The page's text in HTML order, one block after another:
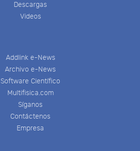
Descargas
Videos
Addlink e-News
Archivo e-News
Software Científico
Multifisica.com
Síganos
Contáctenos
Empresa